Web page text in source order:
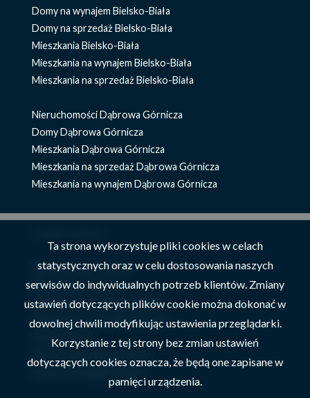
Domy na wynajem Bielsko-Biała
Domy na sprzedaż Bielsko-Biała
Mieszkania Bielsko-Biała
Mieszkania na wynajem Bielsko-Biała
Mieszkania na sprzedaż Bielsko-Biała
Nieruchomości Dąbrowa Górnicza
Domy Dąbrowa Górnicza
Mieszkania Dąbrowa Górnicza
Mieszkania na sprzedaż Dąbrowa Górnicza
Mieszkania na wynajem Dąbrowa Górnicza
Nieruchomości Szczyrk
Mieszkania Szczyrk
Mieszkania na wynajem Szczyrk
Mieszkania na sprzedaż Szczyrk
Domy Szczyrk
Domy na wynajem Szczyrk
Ta strona wykorzystuje pliki cookies w celach
statystycznych oraz w celu dostosowania naszych
serwisów do indywidualnych potrzeb klientów. Zmiany
ustawień dotyczących plików cookie można dokonać w
dowolnej chwili modyfikując ustawienia przeglądarki.
Korzystanie z tej strony bez zmian ustawień
dotyczących cookies oznacza, że będą one zapisane w
pamięci urządzenia.